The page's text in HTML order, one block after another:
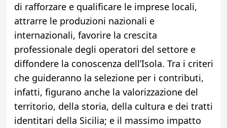
di rafforzare e qualificare le imprese locali,
attrarre le produzioni nazionali e
internazionali, favorire la crescita
professionale degli operatori del settore e
diffondere la conoscenza dell’Isola. Tra i criteri
che guideranno la selezione per i contributi,
infatti, figurano anche la valorizzazione del
territorio, della storia, della cultura e dei tratti
identitari della Sicilia; e il massimo impatto